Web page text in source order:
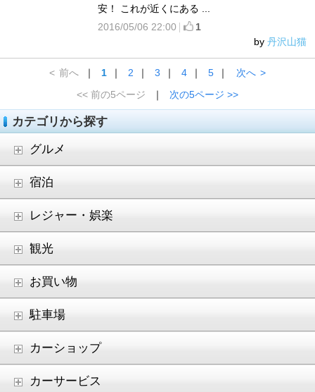
安！ これが近くにある ...
2016/05/06 22:00
1
by 丹沢山猫
< 前へ ｜ 1 ｜ 2 ｜ 3 ｜ 4 ｜ 5 ｜ 次へ >
<< 前の5ページ
｜ 次の5ページ >>
カテゴリから探す
グルメ
宿泊
レジャー・娯楽
観光
お買い物
駐車場
カーショップ
カーサービス